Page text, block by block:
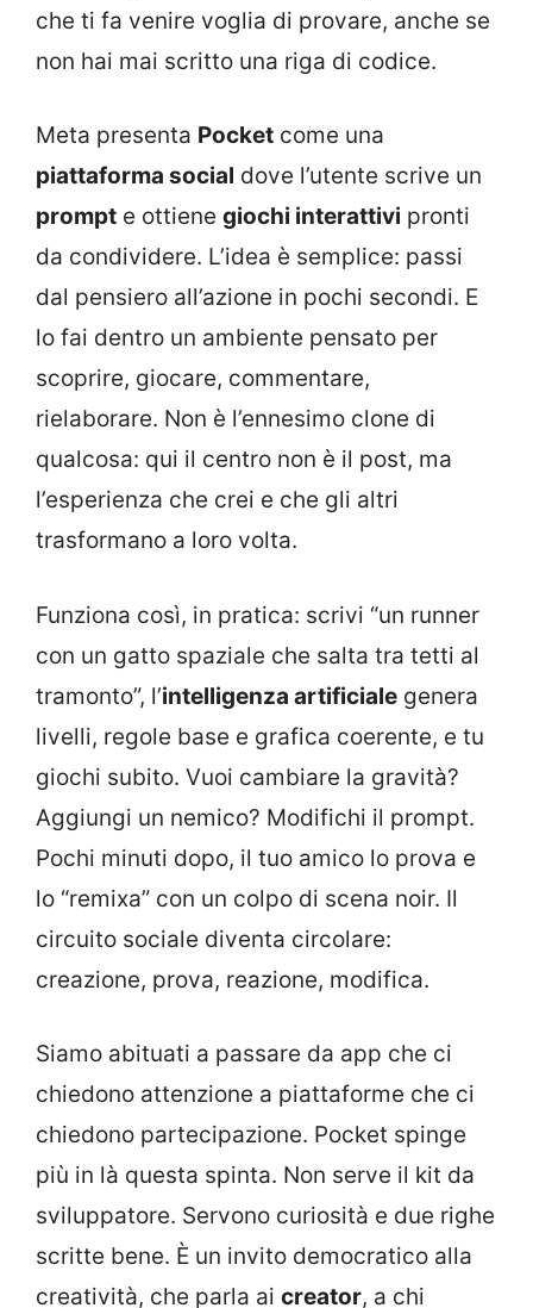
che ti fa venire voglia di provare, anche se
non hai mai scritto una riga di codice.
Meta presenta Pocket come una
piattaforma social dove l’utente scrive un
prompt e ottiene giochi interattivi pronti
da condividere. L’idea è semplice: passi
dal pensiero all’azione in pochi secondi. E
lo fai dentro un ambiente pensato per
scoprire, giocare, commentare,
rielaborare. Non è l’ennesimo clone di
qualcosa: qui il centro non è il post, ma
l’esperienza che crei e che gli altri
trasformano a loro volta.
Funziona così, in pratica: scrivi “un runner
con un gatto spaziale che salta tra tetti al
tramonto”, l’intelligenza artificiale genera
livelli, regole base e grafica coerente, e tu
giochi subito. Vuoi cambiare la gravità?
Aggiungi un nemico? Modifichi il prompt.
Pochi minuti dopo, il tuo amico lo prova e
lo “remixa” con un colpo di scena noir. Il
circuito sociale diventa circolare:
creazione, prova, reazione, modifica.
Siamo abituati a passare da app che ci
chiedono attenzione a piattaforme che ci
chiedono partecipazione. Pocket spinge
più in là questa spinta. Non serve il kit da
sviluppatore. Servono curiosità e due righe
scritte bene. È un invito democratico alla
creatività, che parla ai creator, a chi